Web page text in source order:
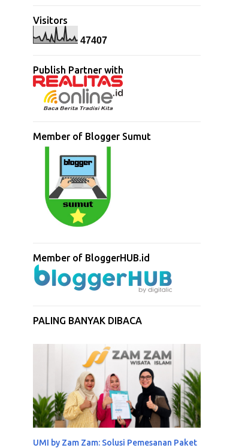
Visitors
47407
Publish Partner with
Member of Blogger Sumut
Member of BloggerHUB.id
PALING BANYAK DIBACA
UMI by Zam Zam: Solusi Pemesanan Paket